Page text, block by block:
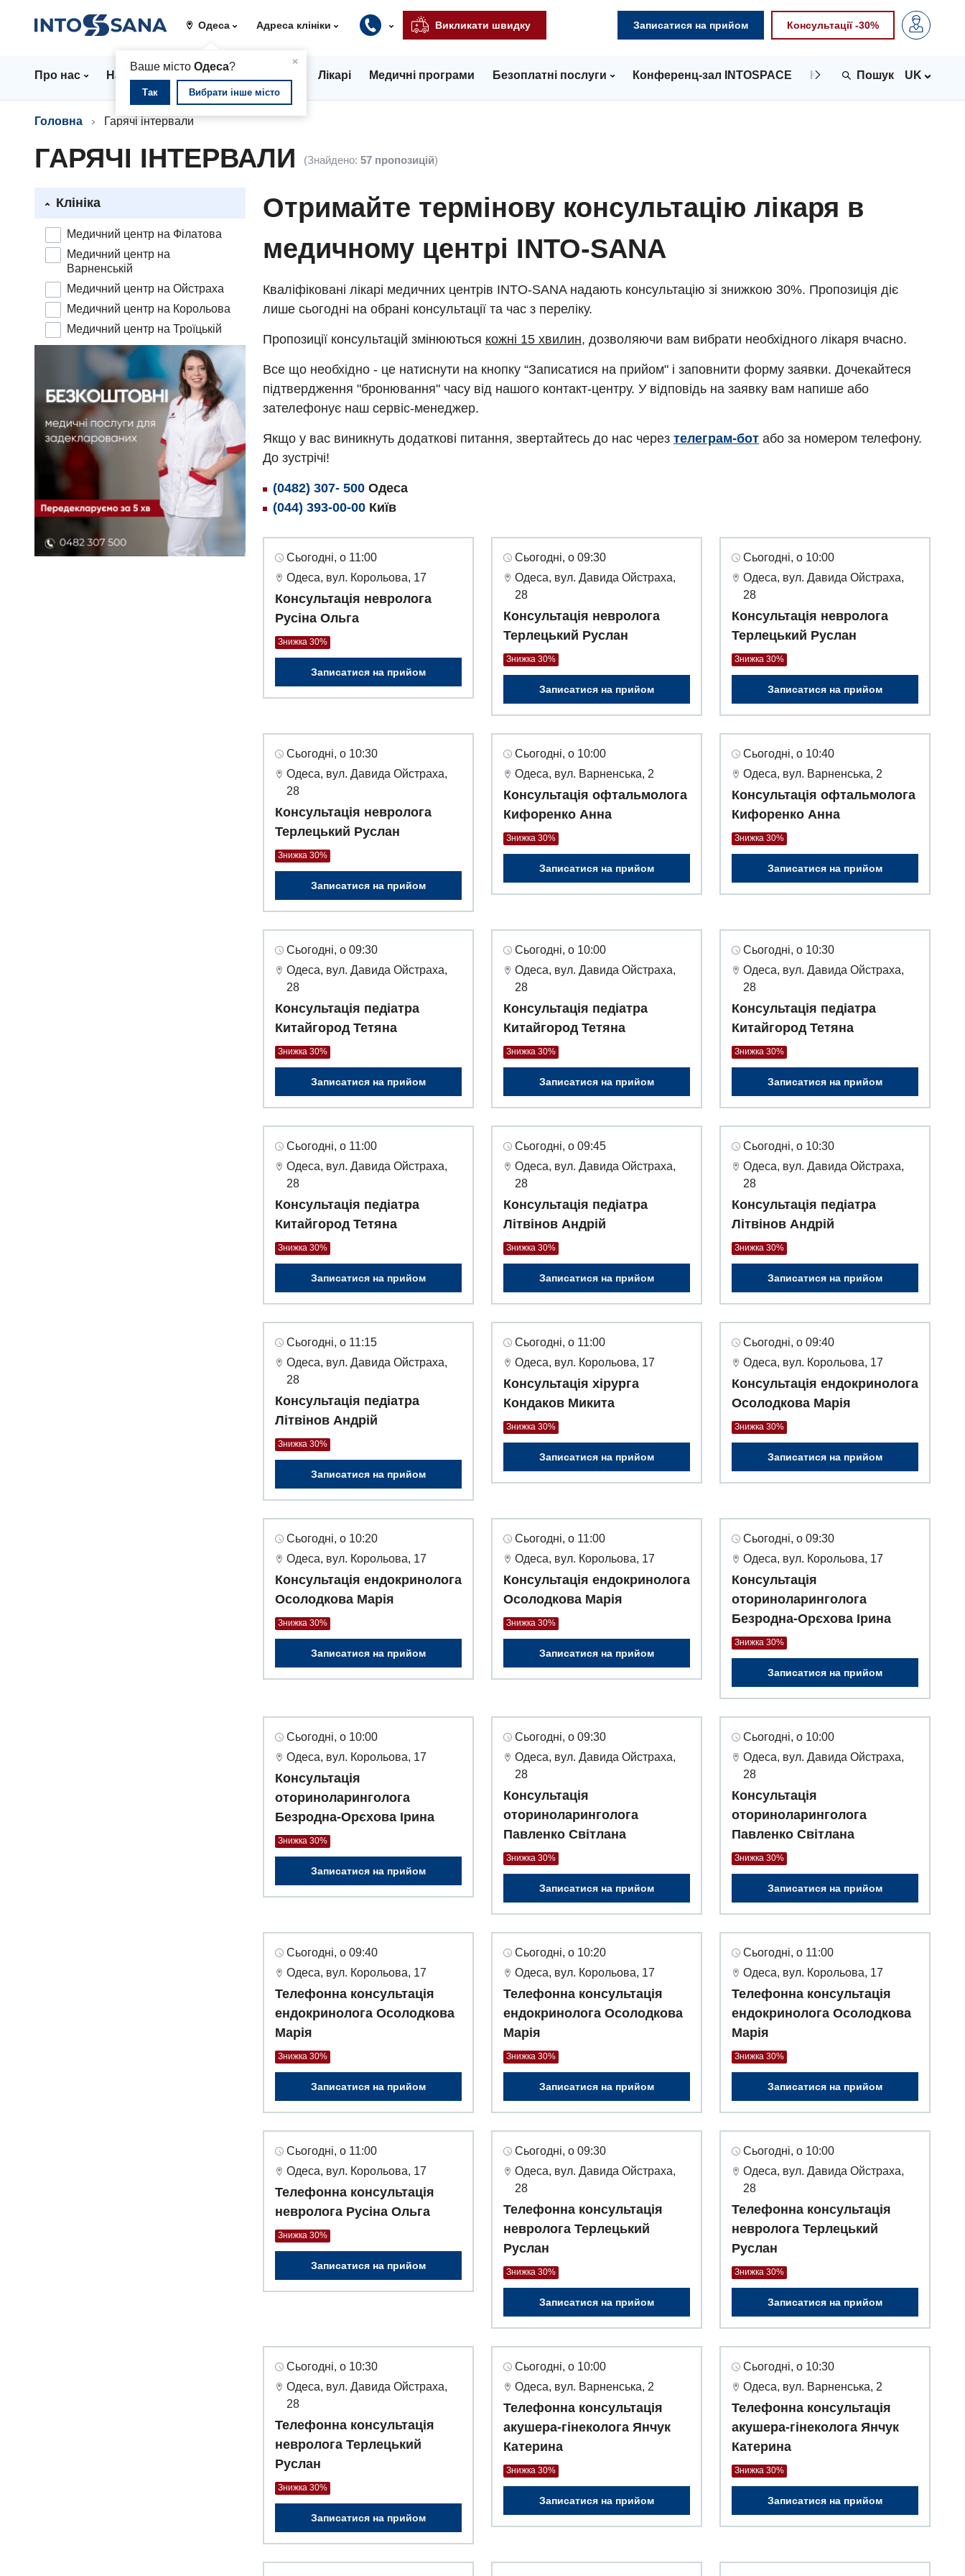
Одеса
×
Ваше містоОдеса?
Так Вибрати інше місто
Адреса клініки Викликати швидку Записатися на прийом Консультації -30%
Про нас Напрямки Стаціонар Лікарі Медичні програми Безоплатні послуги Конференц-зал INTOSPACE Контакти UK
Головна Гарячі інтервали
ГАРЯЧІ ІНТЕРВАЛИ (Знайдено: 57 пропозицій)
Клініка
Медичний центр на Філатова
Медичний центр на
Варненській
Медичний центр на Ойстраха
Медичний центр на Корольова
Медичний центр на Троїцькій
Отримайте термінову консультацію лікаря в
медичному центрі INTO-SANA
Кваліфіковані лікарі медичних центрів INTO-SANA надають консультацію зі знижкою 30%. Пропозиція діє
лише сьогодні на обрані консультації та час з переліку.
Пропозиції консультацій змінюються кожні 15 хвилин, дозволяючи вам вибрати необхідного лікаря вчасно.
Все що необхідно - це натиснути на кнопку “Записатися на прийом" і заповнити форму заявки. Дочекайтеся
підтвердження "бронювання" часу від нашого контакт-центру. У відповідь на заявку вам напише або
зателефонує наш сервіс-менеджер.
Якщо у вас виникнуть додаткові питання, звертайтесь до нас через телеграм-бот або за номером телефону.
До зустрічі!
(0482) 307- 500 Одеса
(044) 393-00-00 Київ
Сьогодні, о 11:00
Одеса, вул. Корольова, 17
Консультація невролога
Русіна Ольга
Знижка 30%
Записатися на прийом
Сьогодні, о 09:30
Одеса, вул. Давида Ойстраха,
28
Консультація невролога
Терлецький Руслан
Знижка 30%
Записатися на прийом
Сьогодні, о 10:00
Одеса, вул. Давида Ойстраха,
28
Консультація невролога
Терлецький Руслан
Знижка 30%
Записатися на прийом
Сьогодні, о 10:30
Одеса, вул. Давида Ойстраха,
28
Консультація невролога
Терлецький Руслан
Знижка 30%
Записатися на прийом
Сьогодні, о 10:00
Одеса, вул. Варненська, 2
Консультація офтальмолога
Кифоренко Анна
Знижка 30%
Записатися на прийом
Сьогодні, о 10:40
Одеса, вул. Варненська, 2
Консультація офтальмолога
Кифоренко Анна
Знижка 30%
Записатися на прийом
Сьогодні, о 09:30
Одеса, вул. Давида Ойстраха,
28
Консультація педіатра
Китайгород Тетяна
Знижка 30%
Записатися на прийом
Сьогодні, о 10:00
Одеса, вул. Давида Ойстраха,
28
Консультація педіатра
Китайгород Тетяна
Знижка 30%
Записатися на прийом
Сьогодні, о 10:30
Одеса, вул. Давида Ойстраха,
28
Консультація педіатра
Китайгород Тетяна
Знижка 30%
Записатися на прийом
Сьогодні, о 11:00
Одеса, вул. Давида Ойстраха,
28
Консультація педіатра
Китайгород Тетяна
Знижка 30%
Записатися на прийом
Сьогодні, о 09:45
Одеса, вул. Давида Ойстраха,
28
Консультація педіатра
Літвінов Андрій
Знижка 30%
Записатися на прийом
Сьогодні, о 10:30
Одеса, вул. Давида Ойстраха,
28
Консультація педіатра
Літвінов Андрій
Знижка 30%
Записатися на прийом
Сьогодні, о 11:15
Одеса, вул. Давида Ойстраха,
28
Консультація педіатра
Літвінов Андрій
Знижка 30%
Записатися на прийом
Сьогодні, о 11:00
Одеса, вул. Корольова, 17
Консультація хірурга
Кондаков Микита
Знижка 30%
Записатися на прийом
Сьогодні, о 09:40
Одеса, вул. Корольова, 17
Консультація ендокринолога
Осолодкова Марія
Знижка 30%
Записатися на прийом
Сьогодні, о 10:20
Одеса, вул. Корольова, 17
Консультація ендокринолога
Осолодкова Марія
Знижка 30%
Записатися на прийом
Сьогодні, о 11:00
Одеса, вул. Корольова, 17
Консультація ендокринолога
Осолодкова Марія
Знижка 30%
Записатися на прийом
Сьогодні, о 09:30
Одеса, вул. Корольова, 17
Консультація
оториноларинголога
Безродна-Орєхова Ірина
Знижка 30%
Записатися на прийом
Сьогодні, о 10:00
Одеса, вул. Корольова, 17
Консультація
оториноларинголога
Безродна-Орєхова Ірина
Знижка 30%
Записатися на прийом
Сьогодні, о 09:30
Одеса, вул. Давида Ойстраха,
28
Консультація
оториноларинголога
Павленко Світлана
Знижка 30%
Записатися на прийом
Сьогодні, о 10:00
Одеса, вул. Давида Ойстраха,
28
Консультація
оториноларинголога
Павленко Світлана
Знижка 30%
Записатися на прийом
Сьогодні, о 09:40
Одеса, вул. Корольова, 17
Телефонна консультація
ендокринолога Осолодкова
Марія
Знижка 30%
Записатися на прийом
Сьогодні, о 10:20
Одеса, вул. Корольова, 17
Телефонна консультація
ендокринолога Осолодкова
Марія
Знижка 30%
Записатися на прийом
Сьогодні, о 11:00
Одеса, вул. Корольова, 17
Телефонна консультація
ендокринолога Осолодкова
Марія
Знижка 30%
Записатися на прийом
Сьогодні, о 11:00
Одеса, вул. Корольова, 17
Телефонна консультація
невролога Русіна Ольга
Знижка 30%
Записатися на прийом
Сьогодні, о 09:30
Одеса, вул. Давида Ойстраха,
28
Телефонна консультація
невролога Терлецький
Руслан
Знижка 30%
Записатися на прийом
Сьогодні, о 10:00
Одеса, вул. Давида Ойстраха,
28
Телефонна консультація
невролога Терлецький
Руслан
Знижка 30%
Записатися на прийом
Сьогодні, о 10:30
Одеса, вул. Давида Ойстраха,
28
Телефонна консультація
невролога Терлецький
Руслан
Знижка 30%
Записатися на прийом
Сьогодні, о 10:00
Одеса, вул. Варненська, 2
Телефонна консультація
акушера-гінеколога Янчук
Катерина
Знижка 30%
Записатися на прийом
Сьогодні, о 10:30
Одеса, вул. Варненська, 2
Телефонна консультація
акушера-гінеколога Янчук
Катерина
Знижка 30%
Записатися на прийом